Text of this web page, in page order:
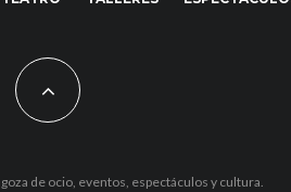
de ocio, eventos, espectáculos y cultura.